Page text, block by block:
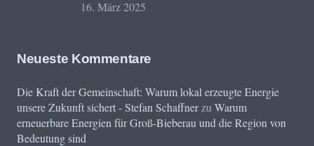
16. März 2025
Neueste Kommentare
Die Kraft der Gemeinschaft: Warum lokal erzeugte Energie
unsere Zukunft sichert - Stefan Schaffnerzu Warum
erneuerbare Energien für Groß-Bieberau und die Region von
Bedeutung sind